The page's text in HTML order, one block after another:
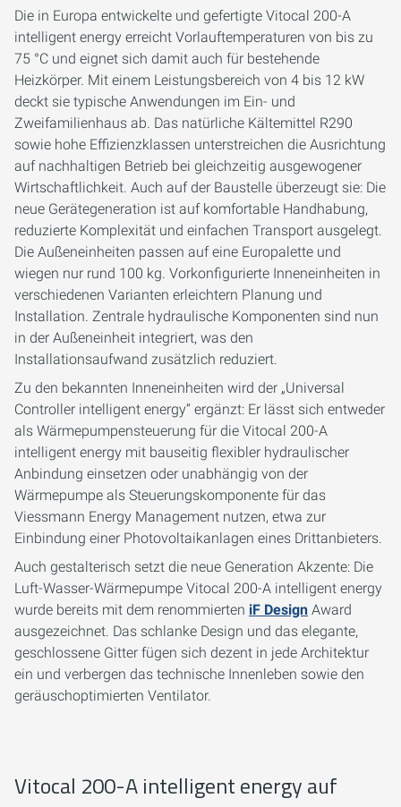
Die in Europa entwickelte und gefertigte Vitocal 200-A
intelligent energy erreicht Vorlauftemperaturen von bis zu
75 °C und eignet sich damit auch für bestehende
Heizkörper. Mit einem Leistungsbereich von 4 bis 12 kW
deckt sie typische Anwendungen im Ein- und
Zweifamilienhaus ab. Das natürliche Kältemittel R290
sowie hohe Effizienzklassen unterstreichen die Ausrichtung
auf nachhaltigen Betrieb bei gleichzeitig ausgewogener
Wirtschaftlichkeit. Auch auf der Baustelle überzeugt sie: Die
neue Gerätegeneration ist auf komfortable Handhabung,
reduzierte Komplexität und einfachen Transport ausgelegt.
Die Außeneinheiten passen auf eine Europalette und
wiegen nur rund 100 kg. Vorkonfigurierte Inneneinheiten in
verschiedenen Varianten erleichtern Planung und
Installation. Zentrale hydraulische Komponenten sind nun
in der Außeneinheit integriert, was den
Installationsaufwand zusätzlich reduziert.
Zu den bekannten Inneneinheiten wird der „Universal
Controller intelligent energy“ ergänzt: Er lässt sich entweder
als Wärmepumpensteuerung für die Vitocal 200-A
intelligent energy mit bauseitig flexibler hydraulischer
Anbindung einsetzen oder unabhängig von der
Wärmepumpe als Steuerungskomponente für das
Viessmann Energy Management nutzen, etwa zur
Einbindung einer Photovoltaikanlagen eines Drittanbieters.
Auch gestalterisch setzt die neue Generation Akzente: Die
Luft-Wasser-Wärmepumpe Vitocal 200-A intelligent energy
wurde bereits mit dem renommierten iF Design Award
ausgezeichnet. Das schlanke Design und das elegante,
geschlossene Gitter fügen sich dezent in jede Architektur
ein und verbergen das technische Innenleben sowie den
geräuschoptimierten Ventilator.
Vitocal 200-A intelligent energy auf